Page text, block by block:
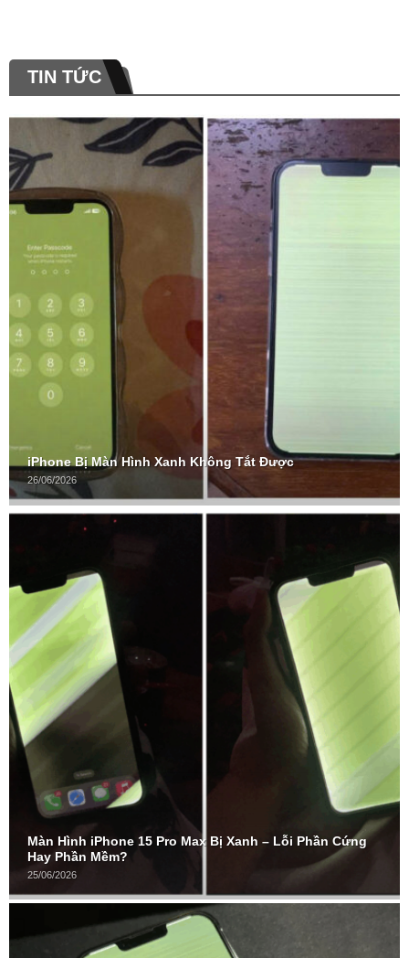
TIN TỨC
iPhone Bị Màn Hình Xanh Không Tắt Được
26/06/2026
Màn Hình iPhone 15 Pro Max Bị Xanh – Lỗi Phần Cứng
Hay Phần Mềm?
25/06/2026